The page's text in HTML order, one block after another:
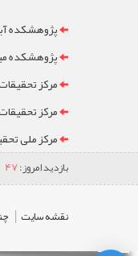
پژوهشکده
پژوهشکده
مرکز
مرکز
مرکز ملی
بازدید امروز:47
نقشه سایت |